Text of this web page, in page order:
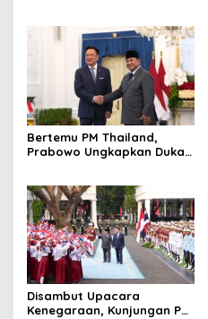
Terbaik Dunia
Bertemu PM Thailand,
Prabowo Ungkapkan Duka
Raja Thailand
Disambut Upacara
Kenegaraan, Kunjungan PM